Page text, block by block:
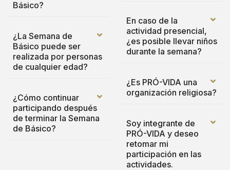
Básico?
¿La Semana de
Básico puede ser
realizada por personas
de cualquier edad?
¿Cómo continuar
participando después
de terminar la Semana
de Básico?
En caso de la
actividad presencial,
¿es posible llevar niños
durante la semana?
¿Es PRÓ-VIDA una
organización religiosa?
Soy integrante de
PRÓ-VIDA y deseo
retomar mi
participación en las
actividades.